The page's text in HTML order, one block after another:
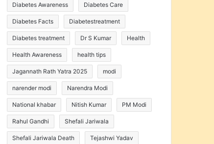
Diabetes Awareness Diabetes Care
Diabetes Facts Diabetestreatment
Diabetes treatment Dr S Kumar Health
Health Awareness health tips
Jagannath Rath Yatra 2025 modi
narender modi Narendra Modi
National khabar Nitish Kumar PM Modi
Rahul Gandhi Shefali Jariwala
Shefali Jariwala Death Tejashwi Yadav